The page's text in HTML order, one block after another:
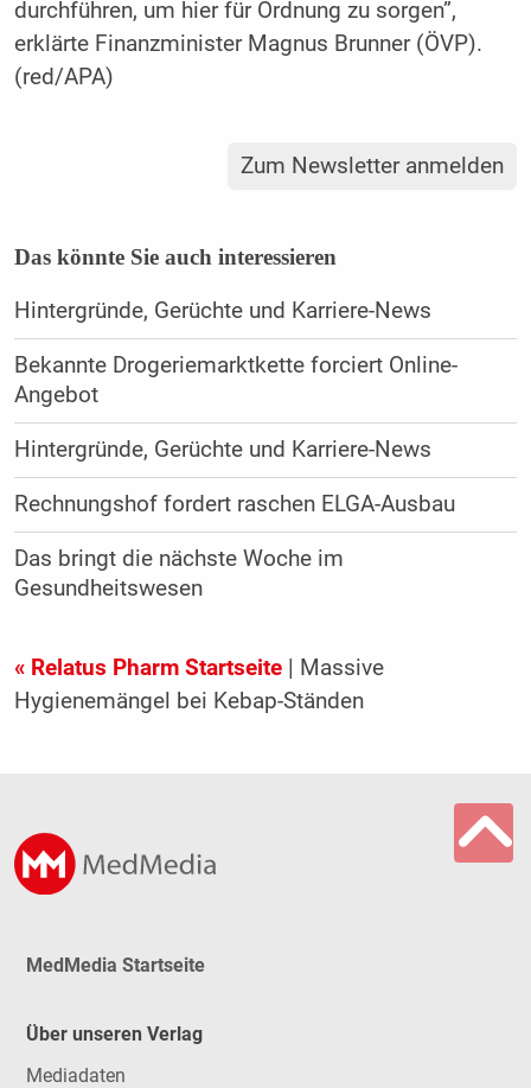
durchführen, um hier für Ordnung zu sorgen”,
erklärte Finanzminister Magnus Brunner (ÖVP).
(red/APA)
Zum Newsletter anmelden
Das könnte Sie auch interessieren
Hintergründe, Gerüchte und Karriere-News
Bekannte Drogeriemarktkette forciert Online-
Angebot
Hintergründe, Gerüchte und Karriere-News
Rechnungshof fordert raschen ELGA-Ausbau
Das bringt die nächste Woche im
Gesundheitswesen
« Relatus Pharm Startseite| Massive
Hygienemängel bei Kebap-Ständen
MedMedia Startseite
Über unseren Verlag
Mediadaten